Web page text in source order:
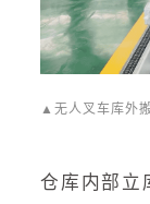
▲无人叉车库外
仓库内部立